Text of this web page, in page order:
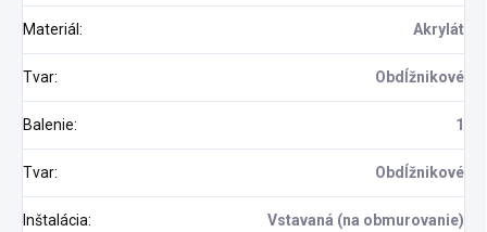
Materiál: Akrylát
Tvar: Obdĺžnikové
Balenie: 1
Tvar: Obdĺžnikové
Inštalácia: Vstavaná (na obmurovanie)